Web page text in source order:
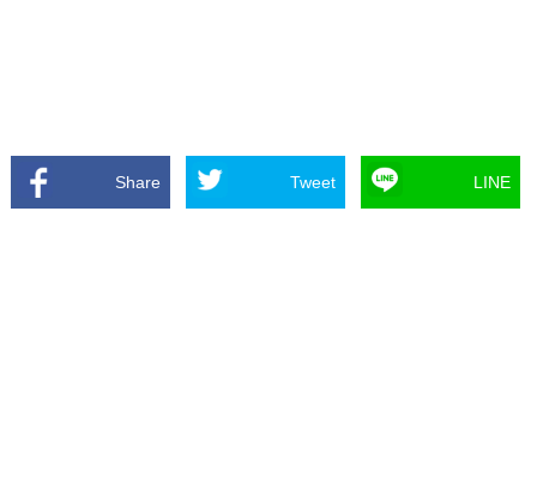
Share Tweet LINE